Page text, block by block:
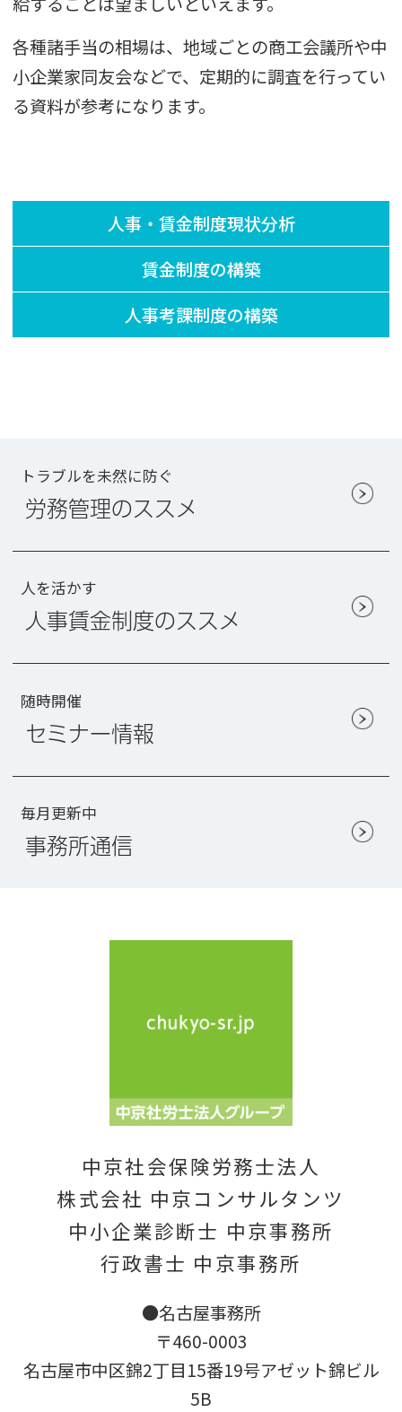
各種諸手当の相場は、地域ごとの商工会議所や中
小企業家同友会などで、定期的に調査を行ってい
る資料が参考になります。
人事・賃金制度現状分析
賃金制度の構築
人事考課制度の構築
トラブルを未然に防ぐ
労務管理のススメ
人を活かす
人事賃金制度のススメ
随時開催
セミナー情報
毎月更新中
事務所通信
中京社会保険労務士法人
株式会社 中京コンサルタンツ
中小企業診断士 中京事務所
行政書士 中京事務所
●名古屋事務所
〒460-0003
名古屋市中区錦2丁目15番19号アゼット錦ビル
5B